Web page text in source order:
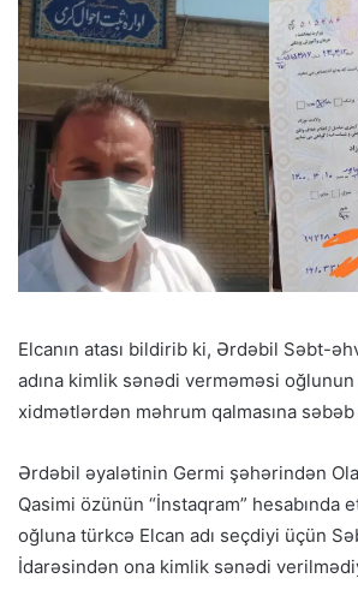
Elcanın atası bildirib ki, Ərdəbil Səbt-
adına kimlik sənədi verməməsi
xidmətlərdən məhrum qalmasına
Ərdəbil əyalətinin Germi şəhərindən
Qasimi özünün “İnstaqram” hesabında
oğluna türkcə Elcan adı seçdiyi üçün
İdarəsindən ona kimlik sənədi